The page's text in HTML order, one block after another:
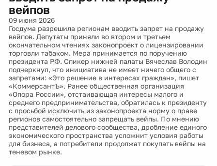
вейпов
09 июня 2026
Госдума разрешила регионам вводить запрет на продажу
вейпов. Депутаты приняли во втором и третьем
окончательном чтениях законопроект о лицензировании
торговли табаком. Мера принимается по поручению
президента РФ. Спикер нижней палаты Вячеслав Володин
подчеркнул, что инициатива не имеет ничего общего с
запретами: «Это решение в интересах граждан», пишет
«КоммерсантЪ». Ранее общественная организация
«Опора России», отстаивающая интересы малого и
среднего предпринимательства, обратилась к президенту
с просьбой исключить из законопроекта норму о праве
регионов самостоятельно запрещать вейпы. По мнению
представителей делового сообщества, дробление единого
экономического пространства усложнит условия работы
для бизнеса, а потребители продолжат покупать вейпы на
теневом рынке.